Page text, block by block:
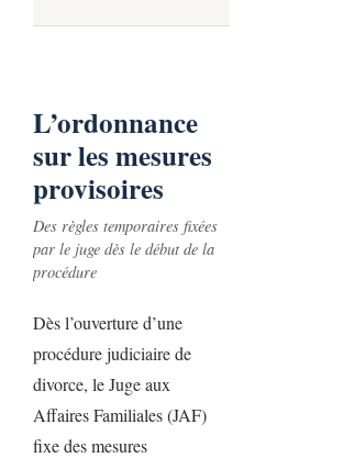
L’ordonnance
sur les mesures
provisoires
Des règles temporaires fixées
par le juge dès le début de la
procédure
Dès l’ouverture d’une
procédure judiciaire de
divorce, le Juge aux
Affaires Familiales (JAF)
fixe des mesures